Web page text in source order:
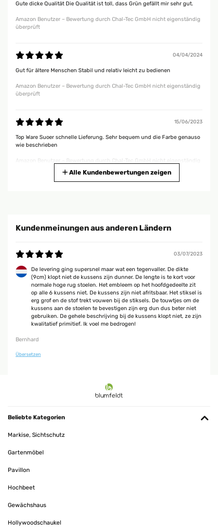
Gute dicke Qualität Die Qualität ist toll, dass Grün gefällt mir sehr gut.
Amazon Benutzer – Bewertung durch Chal-Tec GmbH nicht eigenständig
überprüft
04/04/2024
Gut für ältere Menschen Stabil und relativ leicht zu bedienen
Amazon Benutzer – Bewertung durch Chal-Tec GmbH nicht eigenständig
überprüft
15/06/2023
Top Ware Suoer schnelle Lieferung. Sehr bequem und die Farbe genauso
wie beschrieben
Amazon Benutzer – Bewertung durch Chal-Tec GmbH nicht eigenständig
08/06/2023
Super Qualität, sehr guter Sitzkomfort Super Zufrieden. Habe mir die
Auflagen nicht so gut vorgestellt
Amazon Benutzer – Bewertung durch Chal-Tec GmbH nicht eigenständig
überprüft
Amazon Benutzer – Bewertung durch Chal-Tec GmbH nicht eigenständig
01/06/2023
Qualität und Preis ok Die Auflagen entsprechen genau der Beschreibung
überprüft
Alle Kundenbewertungen zeigen
Kundenmeinungen aus anderen Ländern
03/07/2023
De levering ging supersnel maar wat een tegenvaller. De dikte
(9cm) klopt niet de kussens zijn dunner. De lengte is te kort voor
normale hoge rug stoelen. Het embleem op het hoofdgedeelte zit
op alle 6 kussens niet. De kussens zijn niet afritsbaar. Het stiksel is
erg grof en de stof trekt vouwen bij de stiksels. De touwtjes om de
kussens aan de stoelen te bevestigen zijn erg dun dus beter niet
gebruiken. De gehele beschrijving bij de kussens klopt niet, ze zijn
kwalitatief primitief. Ik voel me bedrogen!
Bernhard
Übersetzen
Beliebte Kategorien
Markise, Sichtschutz
Gartenmöbel
Pavillon
Hochbeet
Gewächshaus
Hollywoodschaukel